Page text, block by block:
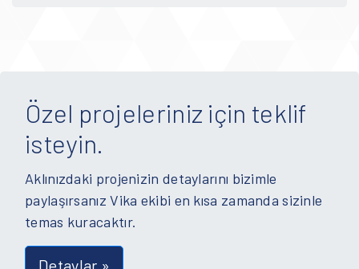
Özel projeleriniz için teklif
isteyin.
Aklınızdaki projenizin detaylarını bizimle
paylaşırsanız Vika ekibi en kısa zamanda sizinle
temas kuracaktır.
Detaylar »